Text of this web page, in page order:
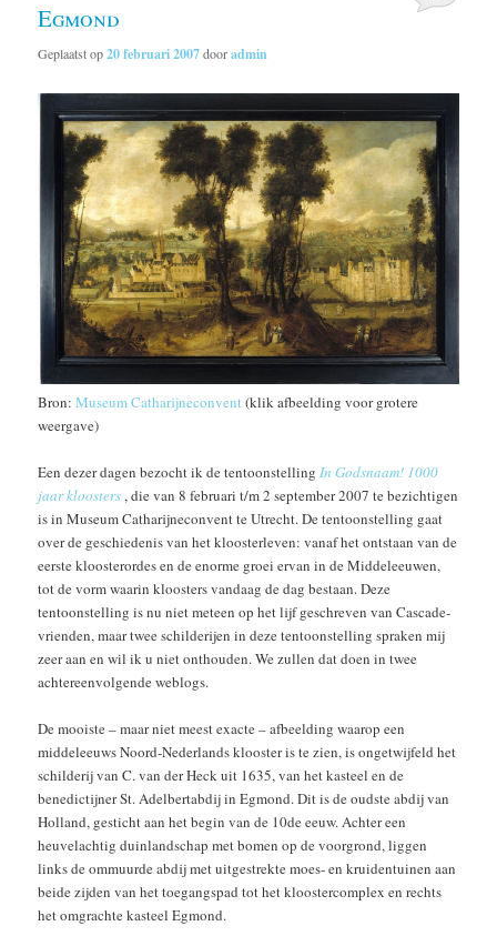
Egmond
Geplaatst op20 februari 2007dooradmin
Bron:Museum Catharijneconvent(klik afbeelding voor grotere
weergave)
Een dezer dagen bezocht ik de tentoonstellingIn Godsnaam! 1000
jaar kloosters, die van 8 februari t/m 2 september 2007 te bezichtigen
is in Museum Catharijneconvent te Utrecht. De tentoonstelling gaat
over de geschiedenis van het kloosterleven: vanaf het ontstaan van de
eerste kloosterordes en de enorme groei ervan in de Middeleeuwen,
tot de vorm waarin kloosters vandaag de dag bestaan. Deze
tentoonstelling is nu niet meteen op het lijf geschreven van Cascade-
vrienden, maar twee schilderijen in deze tentoonstelling spraken mij
zeer aan en wil ik u niet onthouden. We zullen dat doen in twee
achtereenvolgende weblogs.
De mooiste – maar niet meest exacte – afbeelding waarop een
middeleeuws Noord-Nederlands klooster is te zien, is ongetwijfeld het
schilderij van C. van der Heck uit 1635, van het kasteel en de
benedictijner St. Adelbertabdij in Egmond. Dit is de oudste abdij van
Holland, gesticht aan het begin van de 10de eeuw. Achter een
heuvelachtig duinlandschap met bomen op de voorgrond, liggen
links de ommuurde abdij met uitgestrekte moes- en kruidentuinen aan
beide zijden van het toegangspad tot het kloostercomplex en rechts
het omgrachte kasteel Egmond.